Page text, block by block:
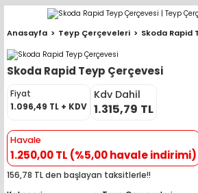
Geri Dön
Geri Dön
(Büyük Ekran)
Teypler
Geri Dön
(Mid Takımları)
Geri Dön
Takımları
Hoparlör Takımları
Geri Dön
Sistemleri
Geri Dön
ve Alarm
Geri Dön
Geri Dön
Geri Dön
Anasayfa Teyp Çerçeveleri Skoda Rapid
Skoda Rapid Teyp Çerçevesi
Fiyat
1.096,49 TL + KDV
Kdv Dahil
1.315,79 TL
Havale
1.250,00 TL (%5,00 havale indirimi)
156,78 TL den başlayan taksitlerle!!